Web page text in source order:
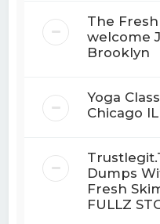
The
welcome
Brooklyn
Yoga
Chicago IL
Dumps
Fresh
FULLZ